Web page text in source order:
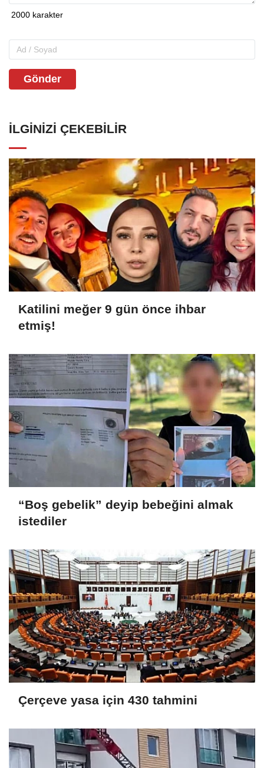
Gönder
İLGINIZI ÇEKEBILIR
Katilini meğer 9 gün önce ihbar
etmiş!
“Boş gebelik” deyip bebeğini almak
istediler
Çerçeve yasa için 430 tahmini